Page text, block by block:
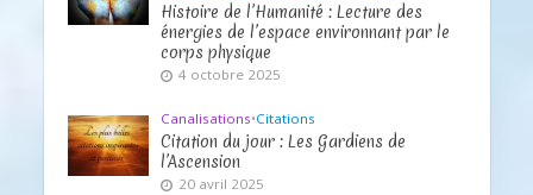
Histoire de l’Humanité : Lecture des
énergies de l’espace environnant par le
corps physique
4 octobre 2025
Canalisations•Citations
Citation du jour : Les Gardiens de
l’Ascension
20 avril 2025